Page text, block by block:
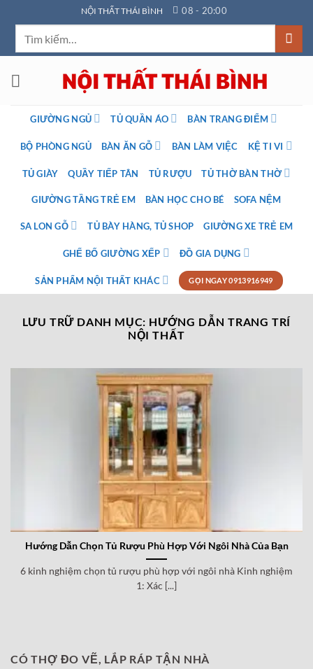
qua
dung
NỘI THẤT THÁI BÌNH 08 - 20:00
GIƯỜNG NGỦ TỦ QUẦN ÁO BÀN TRANG ĐIỂM
BỘ PHÒNG NGỦ BÀN ĂN GỖ BÀN LÀM VIỆC KỆ TI VI
TỦ GIÀY QUẦY TIẾP TÂN TỦ RƯỢU TỦ THỜ BÀN THỜ
GIƯỜNG TẦNG TRẺ EM BÀN HỌC CHO BÉ SOFA NỆM
SA LON GỖ TỦ BÀY HÀNG, TỦ SHOP GIƯỜNG XE TRẺ EM
GHẾ BỐ GIƯỜNG XẾP ĐỒ GIA DỤNG
SẢN PHẨM NỘI THẤT KHÁC GỌI NGAY 0913916949
LƯU TRỮ DANH MỤC: HƯỚNG DẪN TRANG TRÍ
NỘI THẤT
Hướng Dẫn Chọn Tủ Rượu Phù Hợp Với Ngôi Nhà Của Bạn
6 kinh nghiệm chọn tủ rượu phù hợp với ngôi nhà Kinh nghiệm
1: Xác [...]
CÓ THỢ ĐO VẼ, LẮP RÁP TẬN NHÀ